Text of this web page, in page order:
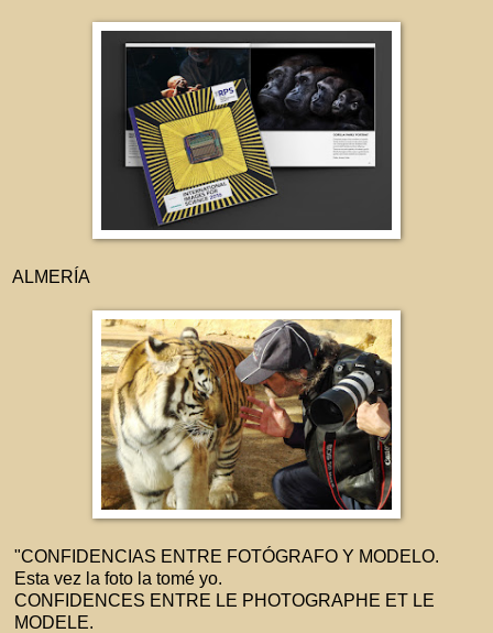
ALMERÍA
"CONFIDENCIAS ENTRE FOTÓGRAFO Y MODELO.
Esta vez la foto la tomé yo.
CONFIDENCES ENTRE LE PHOTOGRAPHE ET LE
MODELE.